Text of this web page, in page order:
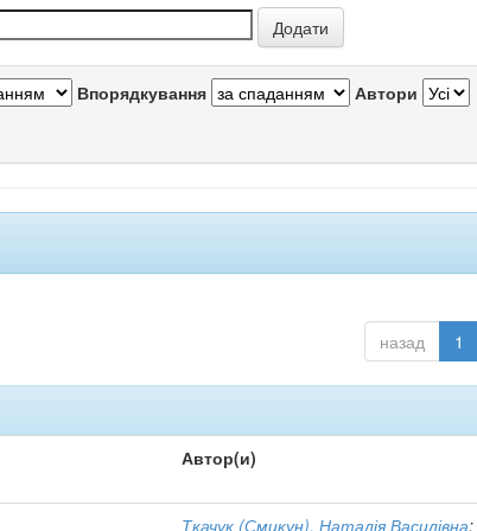
Впорядкування Автори
назад 1
Автор(и)
Ткачук (Смикун), Наталія Василівна;